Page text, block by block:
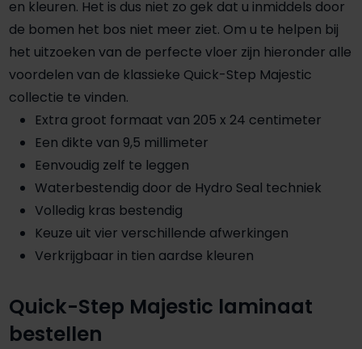
en kleuren. Het is dus niet zo gek dat u inmiddels door
de bomen het bos niet meer ziet. Om u te helpen bij
het uitzoeken van de perfecte vloer zijn hieronder alle
voordelen van de klassieke Quick-Step Majestic
collectie te vinden.
Extra groot formaat van 205 x 24 centimeter
Een dikte van 9,5 millimeter
Eenvoudig zelf te leggen
Waterbestendig door de Hydro Seal techniek
Volledig kras bestendig
Keuze uit vier verschillende afwerkingen
Verkrijgbaar in tien aardse kleuren
Quick-Step Majestic laminaat
bestellen